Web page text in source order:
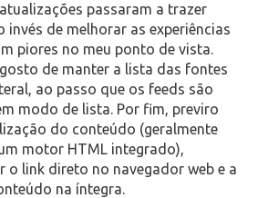
passaram a trazer
invés de melhorar as experiências
piores no meu ponto de vista.
de manter a lista das fontes
ao passo que os feeds são
modo de lista. Por fim, previro
do conteúdo (geralmente
motor HTML integrado),
o link direto no navegador web e a
na íntegra.